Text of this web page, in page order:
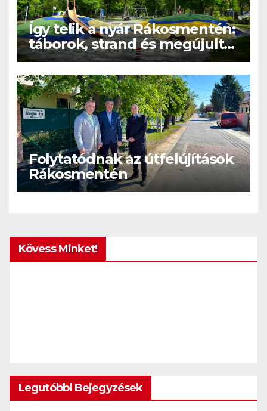
Így telik a nyár Rákosmentén:
táborok, strand és megújult
közösségi terek
Folytatódnak az útfelújítások
Rákosmentén
Kövess Minket!
Legutóbbi Bejegyzések